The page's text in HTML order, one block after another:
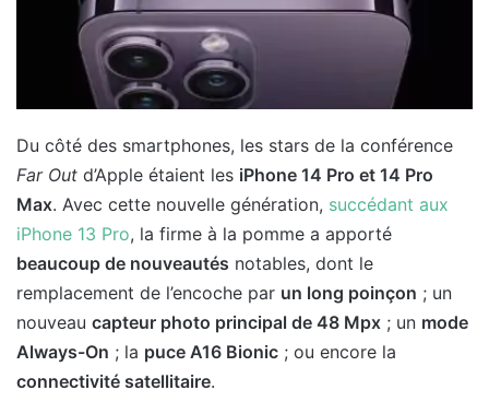
Du côté des smartphones, les stars de la conférence
Far Out d’Apple étaient les iPhone 14 Pro et 14 Pro
Max. Avec cette nouvelle génération, succédant aux
iPhone 13 Pro, la firme à la pomme a apporté
beaucoup de nouveautés notables, dont le
remplacement de l’encoche par un long poinçon ; un
nouveau capteur photo principal de 48 Mpx ; un mode
Always-On ; la puce A16 Bionic ; ou encore la
connectivité satellitaire.